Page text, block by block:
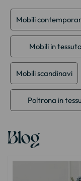
Mobili
Mobili in tessuto
Mobili scandinavi
Poltrona in
Blog